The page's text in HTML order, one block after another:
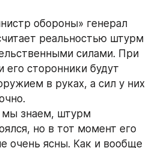
обороны» генерал
реальностью штурм
силами. При
его сторонники будут
в руках, а сил у них
мы знаем, штурм
но в тот момент его
очень ясны. Как и вообще